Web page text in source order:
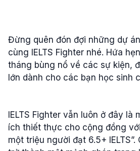
Đừng quên đón đợi những dự
cùng IELTS Fighter nhé. Hứa
tháng bùng nổ về các sự kiện,
lớn dành cho các bạn học sinh
IELTS Fighter vẫn luôn ở đây là
ích thiết thực cho cộng đồng
một triệu người đạt 6.5+ IELTS”.